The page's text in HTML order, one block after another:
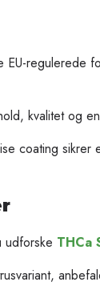
regulerede
kvalitet og
coating sikrer
udforske THCa